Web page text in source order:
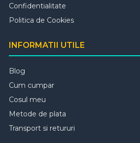
Confidentialitate
Politica de Cookies
INFORMATII UTILE
Blog
Cum cumpar
Cosul meu
Metode de plata
Transport si retururi